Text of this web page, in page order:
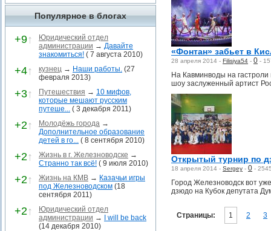
Популярное в блогах
+9↑
Юридический отдел
администрации → Давайте
знакомиться! ( 7 августа 2010)
+4↑ кузнец → Наши работы. (27
февраля 2013)
+3↑ Путешествия → 10 мифов,
которые мешают русским
путеше... ( 3 декабря 2011)
+2↑ Молодёжь города →
Дополнительное образование
детей в го... ( 8 сентября 2010)
+2↑ Жизнь в г. Железноводске →
Странно так всё! ( 9 июля 2010)
+2↑ Жизнь на КМВ → Казачьи игры
под Железноводском (18
сентября 2011)
+2↑
Юридический отдел
администрации →
I will be back
(14 декабря 2010)
«Фонтан» забьет в
28 апреля 2014 - Filisiya54 - 0 -
На Кавминводы на
шоу заслуженный артист
Открытый турнир по
18 апреля 2014 - Sergey - 0 -
Город Железноводск вот
дзюдо на Кубок депутата
Страницы: 1 2 3